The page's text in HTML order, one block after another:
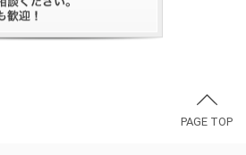
PAGE TOP